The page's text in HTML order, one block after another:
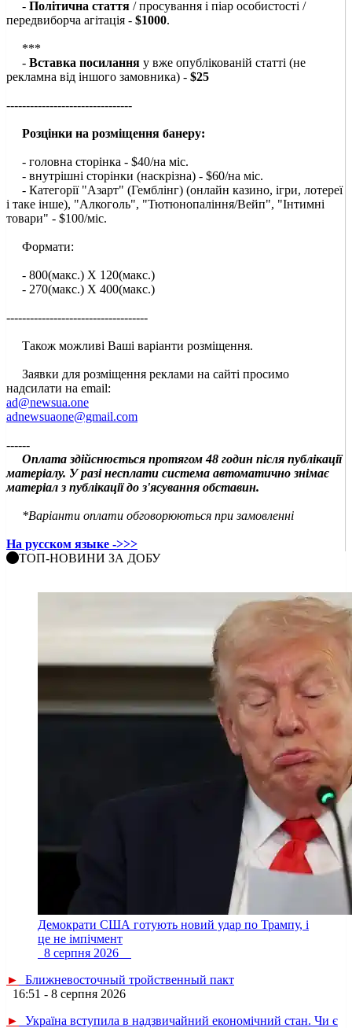
- Політична стаття / просування і піар особистості /
передвиборча агітація - $1000.
***
- Вставка посилання у вже опублікованій статті (не
рекламна від іншого замовника) - $25
--------------------------------
Розцінки на розміщення банеру:
- головна сторінка - $40/на міс.
- внутрішні сторінки (наскрізна) - $60/на міс.
- Категорії "Азарт" (Гемблінг) (онлайн казино, ігри, лотереї
і таке інше), "Алкоголь", "Тютюнопаління/Вейп", "Інтимні
товари" - $100/міс.
Формати:
- 800(макс.) Х 120(макс.)
- 270(макс.) Х 400(макс.)
------------------------------------
Також можливі Ваші варіанти розміщення.
Заявки для розміщення реклами на сайті просимо
надсилати на email:
ad@newsua.one
adnewsuaone@gmail.com
------
Оплата здійснюється протягом 48 годин після публікації
матеріалу. У разі несплати система автоматично знімає
матеріал з публікації до з'ясування обставин.
*Варіанти оплати обговорюються при замовленні
На русском языке ->>>
ТОП-НОВИНИ ЗА ДОБУ
Демократи США готують новий удар по Трампу, і
це не імпічмент
8 серпня 2026
►
Ближневосточный тройственный пакт
16:51 - 8 серпня 2026
►
Україна вступила в надзвичайний економічний стан. Чи є